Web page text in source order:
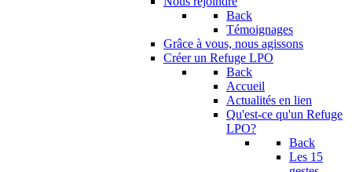
Back
Témoignages
Grâce à vous, nous agissons
Créer un Refuge LPO
Back
Accueil
Actualités en lien
Qu'est-ce qu'un Refuge
LPO?
Back
Les 15